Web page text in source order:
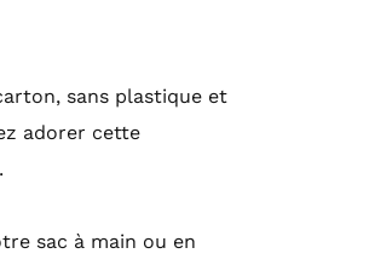
sans plastique et
adorer cette
sac à main ou en